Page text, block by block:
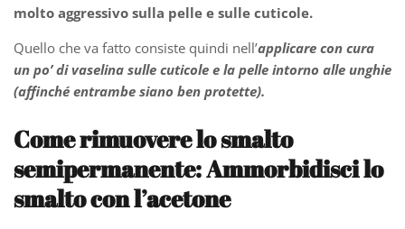
molto aggressivo sulla pelle e sulle cuticole.
Quello che va fatto consiste quindi nell’applicare con cura
un po’ di vaselina sulle cuticole e la pelle intorno alle unghie
(affinché entrambe siano ben protette).
Come rimuovere lo smalto
semipermanente:Ammorbidisci lo
smaltocon l’acetone